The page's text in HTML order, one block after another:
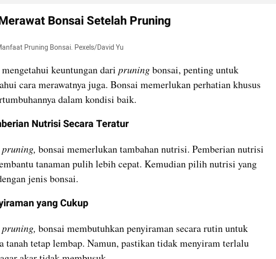
Bonsai Setelah Pruning
Pruning Bonsai. Pexels/David Yu
keuntungan dari pruning bonsai, penting untuk
cara merawatnya juga. Bonsai memerlukan perhatian khusus
dalam kondisi baik.
Nutrisi Secara Teratur
pruning, bonsai memerlukan tambahan nutrisi. Pemberian nutrisi
tanaman pulih lebih cepat. Kemudian pilih nutrisi yang
jenis bonsai.
yang Cukup
pruning, bonsai membutuhkan penyiraman secara rutin untuk
tanah tetap lembap. Namun, pastikan tidak menyiram terlalu